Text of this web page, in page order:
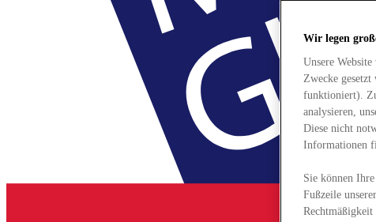
Wir legen
Unsere
Zwecke
funktioniert).
analysieren,
Diese nicht
Informationen
Sie können
Fußzeile